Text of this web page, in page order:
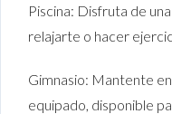
Piscina: Disfruta de
relajarte o hacer
Gimnasio: Mantente
equipado, disponible